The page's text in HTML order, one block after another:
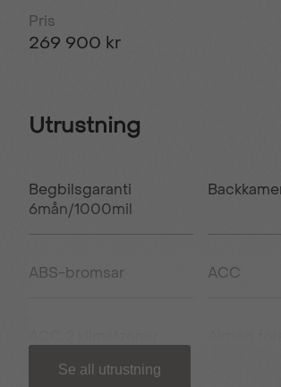
Pris
269 900 kr
Utrustning
Begbilsgaranti
6mån/1000mil
ABS-bromsar ACC
Se all utrustning